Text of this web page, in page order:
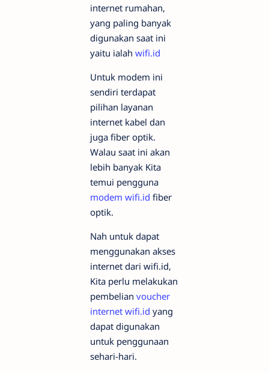
internet rumahan,
yang paling banyak
digunakan saat ini
yaitu ialah wifi.id
Untuk modem ini
sendiri terdapat
pilihan layanan
internet kabel dan
juga fiber optik.
Walau saat ini akan
lebih banyak Kita
temui pengguna
modem wifi.id fiber
optik.
Nah untuk dapat
menggunakan akses
internet dari wifi.id,
Kita perlu melakukan
pembelian voucher
internet wifi.id yang
dapat digunakan
untuk penggunaan
sehari-hari.